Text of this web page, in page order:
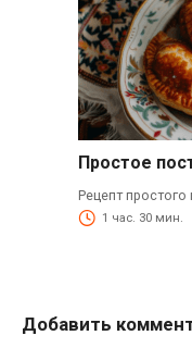
Простое
Рецепт простого
1 час. 30 мин.
Добавить